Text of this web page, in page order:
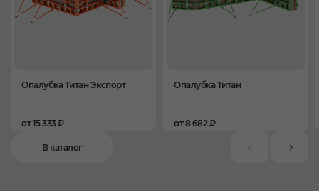
В каталог
Опалубка Титан Экспорт
от 15 333 ₽
Опалубка Титан
от 8 682 ₽